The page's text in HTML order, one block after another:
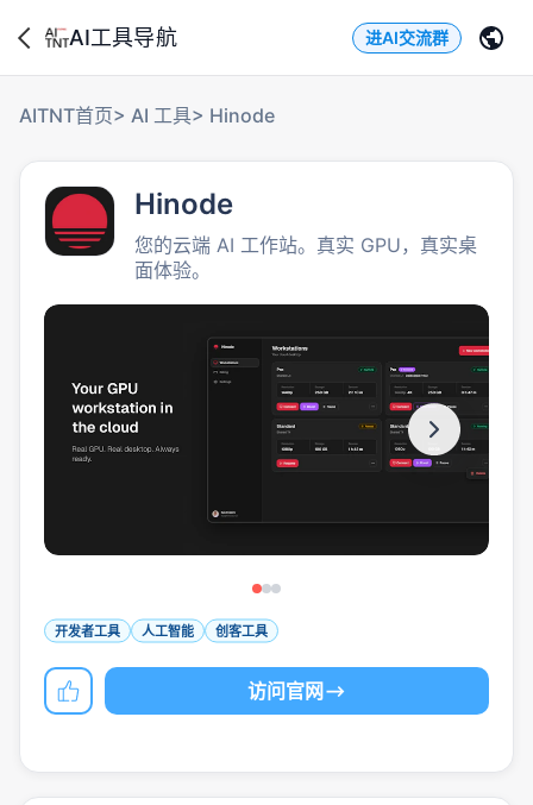
AI工具导航 进AI交流群
AITNT首页> AI 工具> Hinode
Hinode
您的云端 AI 工作站。真实 GPU，真实桌
面体验。
开发者工具 人工智能 创客工具
访问官网